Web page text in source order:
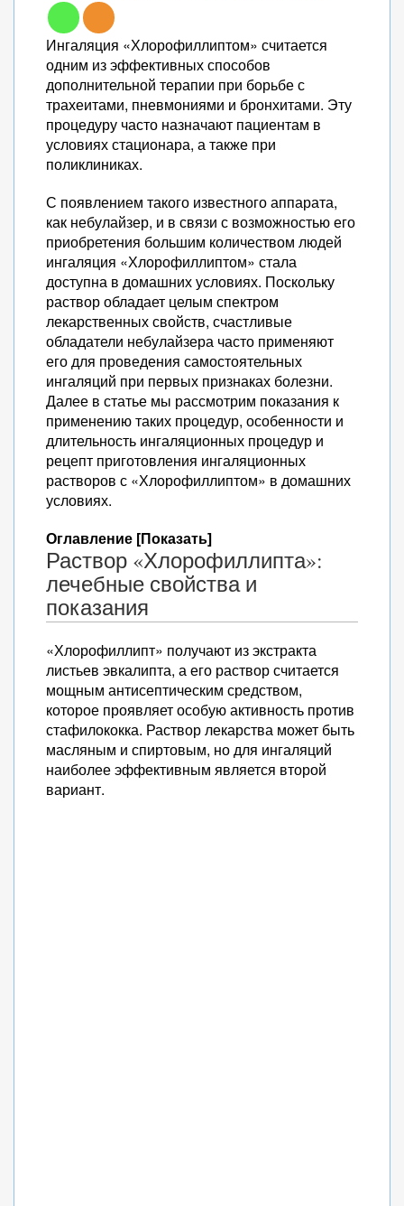
Ингаляция «Хлорофиллиптом» считается
одним из эффективных способов
дополнительной терапии при борьбе с
трахеитами, пневмониями и бронхитами. Эту
процедуру часто назначают пациентам в
условиях стационара, а также при
поликлиниках.
С появлением такого известного аппарата,
как небулайзер, и в связи с возможностью его
приобретения большим количеством людей
ингаляция «Хлорофиллиптом» стала
доступна в домашних условиях. Поскольку
раствор обладает целым спектром
лекарственных свойств, счастливые
обладатели небулайзера часто применяют
его для проведения самостоятельных
ингаляций при первых признаках болезни.
Далее в статье мы рассмотрим показания к
применению таких процедур, особенности и
длительность ингаляционных процедур и
рецепт приготовления ингаляционных
растворов с «Хлорофиллиптом» в домашних
условиях.
Оглавление [Показать]
Раствор «Хлорофиллипта»:
лечебные свойства и
показания
«Хлорофиллипт» получают из экстракта
листьев эвкалипта, а его раствор считается
мощным антисептическим средством,
которое проявляет особую активность против
стафилококка. Раствор лекарства может быть
масляным и спиртовым, но для ингаляций
наиболее эффективным является второй
вариант.